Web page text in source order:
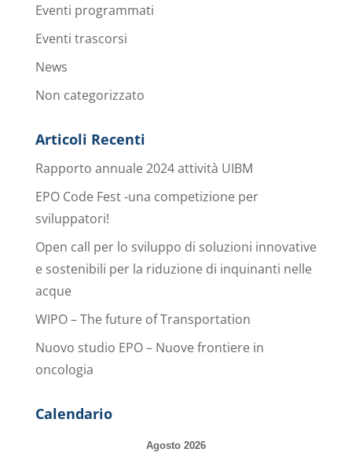
Eventi programmati
Eventi trascorsi
News
Non categorizzato
Articoli Recenti
Rapporto annuale 2024 attività UIBM
EPO Code Fest -una competizione per
sviluppatori!
Open call per lo sviluppo di soluzioni innovative
e sostenibili per la riduzione di inquinanti nelle
acque
WIPO – The future of Transportation
Nuovo studio EPO – Nuove frontiere in
oncologia
Calendario
Agosto 2026